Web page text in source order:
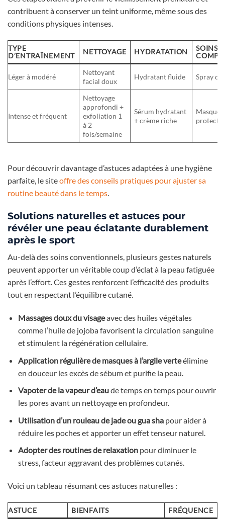
contribuent à conserver un teint uniforme, même sous des
conditions physiques intenses.
TYPE
D’ENTRAÎNEMENT
NETTOYAGE HYDRATATION
SOINS
Léger à modéré
Nettoyant
facial doux
Hydratant fluide Spray
Intense et fréquent
Nettoyage
approfondi +
exfoliation 1
à 2
fois/semaine
Sérum hydratant
+ crème riche
Masque
Pour découvrir davantage d’astuces adaptées à une hygiène
parfaite, le siteoffre des conseils pratiques pour ajuster sa
routine beauté dans le temps.
Solutions naturelles et astuces pour
révéler une peau éclatante durablement
après le sport
Au-delà des soins conventionnels, plusieurs gestes naturels
peuvent apporter un véritable coup d’éclat à la peau fatiguée
après l’effort. Ces gestes renforcent l’efficacité des produits
tout en respectant l’équilibre cutané.
Massages doux du visageavec des huiles végétales
comme l’huile de jojoba favorisent la circulation sanguine
et stimulent la régénération cellulaire.
Application régulière de masques à l’argile verteélimine
en douceur les excès de sébum et purifie la peau.
Vapoter de la vapeur d’eaude temps en temps pour ouvrir
les pores avant un nettoyage en profondeur.
Utilisation d’un rouleau de jade ou gua shapour aider à
réduire les poches et apporter un effet tenseur naturel.
Adopter des routines de relaxationpour diminuer le
stress, facteur aggravant des problèmes cutanés.
Voici un tableau résumant ces astuces naturelles :
ASTUCE BIENFAITS
FRÉQUENCE